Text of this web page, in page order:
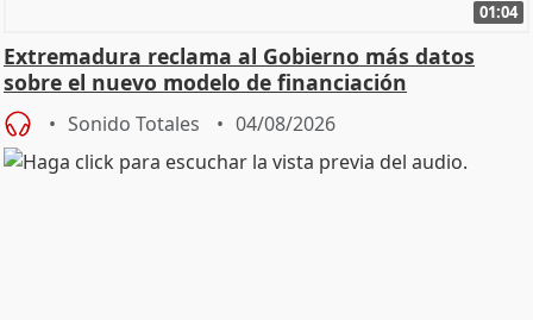
01:04
Extremadura reclama al Gobierno más datos
sobre el nuevo modelo de financiación
Sonido Totales 04/08/2026